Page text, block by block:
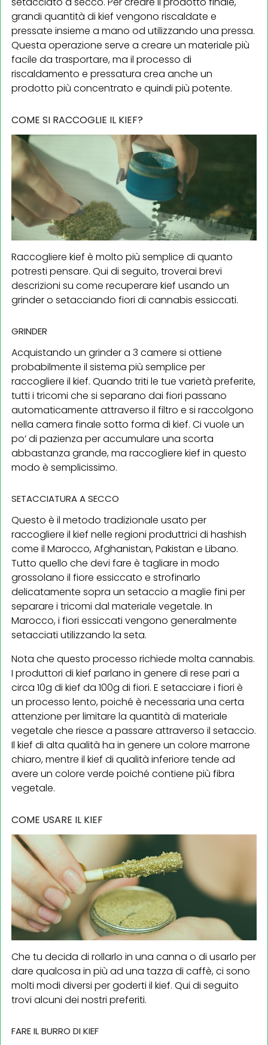
grandi quantità di kief vengono riscaldate e
pressate insieme a mano od utilizzando una pressa.
Questa operazione serve a creare un materiale più
facile da trasportare, ma il processo di
riscaldamento e pressatura crea anche un
prodotto più concentrato e quindi più potente.
COME SI RACCOGLIE IL KIEF?
Raccogliere kief è molto più semplice di quanto
potresti pensare. Qui di seguito, troverai brevi
descrizioni su come recuperare kief usando un
grinder o setacciando fiori di cannabis essiccati.
GRINDER
Acquistando un grinder a 3 camere si ottiene
probabilmente il sistema più semplice per
raccogliere il kief. Quando triti le tue varietà preferite,
tutti i tricomi che si separano dai fiori passano
automaticamente attraverso il filtro e si raccolgono
nella camera finale sotto forma di kief. Ci vuole un
po’ di pazienza per accumulare una scorta
abbastanza grande, ma raccogliere kief in questo
modo è semplicissimo.
SETACCIATURA A SECCO
Questo è il metodo tradizionale usato per
raccogliere il kief nelle regioni produttrici di hashish
come il Marocco, Afghanistan, Pakistan e Libano.
Tutto quello che devi fare è tagliare in modo
grossolano il fiore essiccato e strofinarlo
delicatamente sopra un setaccio a maglie fini per
separare i tricomi dal materiale vegetale. In
Marocco, i fiori essiccati vengono generalmente
setacciati utilizzando la seta.
Nota che questo processo richiede molta cannabis.
I produttori di kief parlano in genere di rese pari a
circa 10g di kief da 100g di fiori. E setacciare i fiori è
un processo lento, poiché è necessaria una certa
attenzione per limitare la quantità di materiale
vegetale che riesce a passare attraverso il setaccio.
Il kief di alta qualità ha in genere un colore marrone
chiaro, mentre il kief di qualità inferiore tende ad
avere un colore verde poiché contiene più fibra
vegetale.
COME USARE IL KIEF
Che tu decida di rollarlo in una canna o di usarlo per
dare qualcosa in più ad una tazza di caffè, ci sono
molti modi diversi per goderti il kief. Qui di seguito
trovi alcuni dei nostri preferiti.
FARE IL BURRO DI KIEF